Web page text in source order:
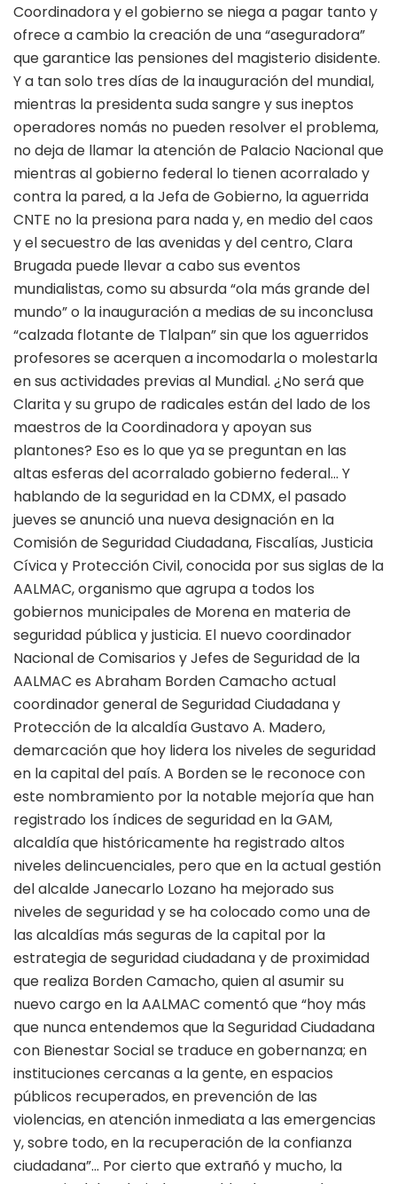
Coordinadora y el gobierno se niega a pagar tanto y
ofrece a cambio la creación de una “aseguradora”
que garantice las pensiones del magisterio disidente.
Y a tan solo tres días de la inauguración del mundial,
mientras la presidenta suda sangre y sus ineptos
operadores nomás no pueden resolver el problema,
no deja de llamar la atención de Palacio Nacional que
mientras al gobierno federal lo tienen acorralado y
contra la pared, a la Jefa de Gobierno, la aguerrida
CNTE no la presiona para nada y, en medio del caos
y el secuestro de las avenidas y del centro, Clara
Brugada puede llevar a cabo sus eventos
mundialistas, como su absurda “ola más grande del
mundo” o la inauguración a medias de su inconclusa
“calzada flotante de Tlalpan” sin que los aguerridos
profesores se acerquen a incomodarla o molestarla
en sus actividades previas al Mundial. ¿No será que
Clarita y su grupo de radicales están del lado de los
maestros de la Coordinadora y apoyan sus
plantones? Eso es lo que ya se preguntan en las
altas esferas del acorralado gobierno federal… Y
hablando de la seguridad en la CDMX, el pasado
jueves se anunció una nueva designación en la
Comisión de Seguridad Ciudadana, Fiscalías, Justicia
Cívica y Protección Civil, conocida por sus siglas de la
AALMAC, organismo que agrupa a todos los
gobiernos municipales de Morena en materia de
seguridad pública y justicia. El nuevo coordinador
Nacional de Comisarios y Jefes de Seguridad de la
AALMAC es Abraham Borden Camacho actual
coordinador general de Seguridad Ciudadana y
Protección de la alcaldía Gustavo A. Madero,
demarcación que hoy lidera los niveles de seguridad
en la capital del país. A Borden se le reconoce con
este nombramiento por la notable mejoría que han
registrado los índices de seguridad en la GAM,
alcaldía que históricamente ha registrado altos
niveles delincuenciales, pero que en la actual gestión
del alcalde Janecarlo Lozano ha mejorado sus
niveles de seguridad y se ha colocado como una de
las alcaldías más seguras de la capital por la
estrategia de seguridad ciudadana y de proximidad
que realiza Borden Camacho, quien al asumir su
nuevo cargo en la AALMAC comentó que “hoy más
que nunca entendemos que la Seguridad Ciudadana
con Bienestar Social se traduce en gobernanza; en
instituciones cercanas a la gente, en espacios
públicos recuperados, en prevención de las
violencias, en atención inmediata a las emergencias
y, sobre todo, en la recuperación de la confianza
ciudadana”… Por cierto que extrañó y mucho, la